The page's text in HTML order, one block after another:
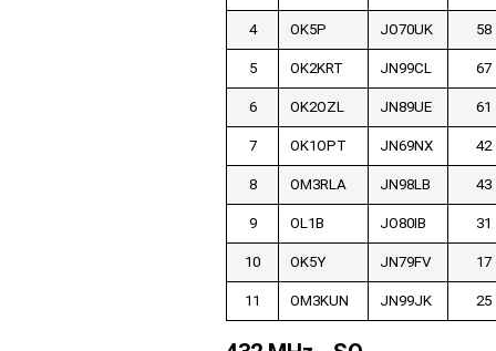
4 OK5P JO70UK 58
5 OK2KRT JN99CL 67
6 OK2OZL JN89UE 61
7 OK1OPT JN69NX 42
8 OM3RLA JN98LB 43
9 OL1B JO80IB 31
10 OK5Y JN79FV 17
11 OM3KUN JN99JK 25